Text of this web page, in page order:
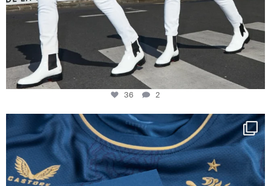
36 2
Happy Birthday FCZ
130 years filled ...
127
3